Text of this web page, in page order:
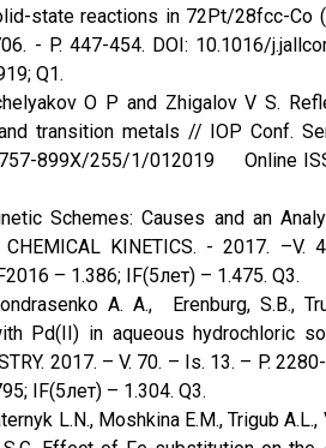
state reactions in 72Pt/28fcc-Co
- P. 447-454. DOI: 10.1016/
Q1.
O P and Zhigalov V S.
transition metals // IOP Conf.
899X/255/1/012019 Online
Schemes: Causes and an
CHEMICAL KINETICS. - 2017.
– 1.386; IF(5лет) – 1.475. Q3.
A. A., Erenburg, S.B.,
Pd(II) in aqueous hydrochloric
2017. – V. 70. – Is. 13. – P.
IF(5лет) – 1.304. Q3.
L.N., Moshkina E.M., Trigub